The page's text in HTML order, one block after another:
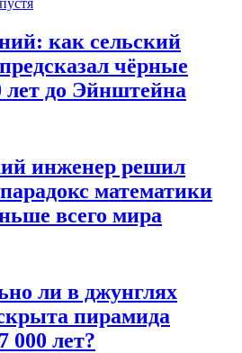
как сельский
чёрные
лет до Эйнштейна
инженер решил
математики
всего мира
ли в джунглях
пирамида
000 лет?